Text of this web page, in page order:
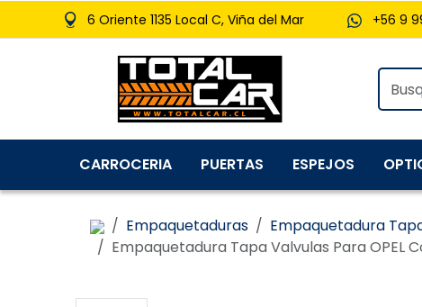
6 Oriente 1135 Local C, Viña del Mar +56 9
CARROCERIA PUERTAS ESPEJOS
Empaquetaduras Empaquetadura
Empaquetadura Tapa Valvulas Para OPEL